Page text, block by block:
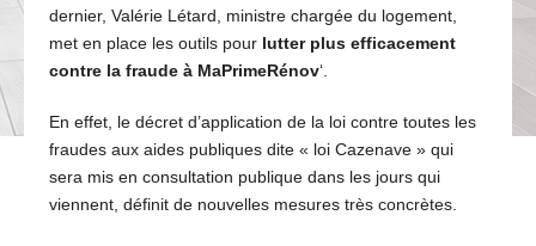
dernier, Valérie Létard, ministre chargée du logement,
met en place les outils pour lutter plus efficacement
contre la fraude à MaPrimeRénov‘.
En effet, le décret d’application de la loi contre toutes les
fraudes aux aides publiques dite « loi Cazenave » qui
sera mis en consultation publique dans les jours qui
viennent, définit de nouvelles mesures très concrètes.